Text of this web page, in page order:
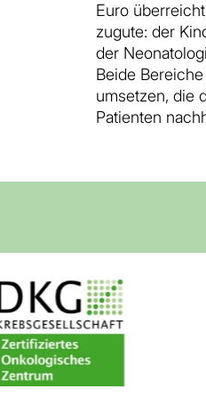
Euro
zugute: der
der
Beide
umsetzen, die
Patienten